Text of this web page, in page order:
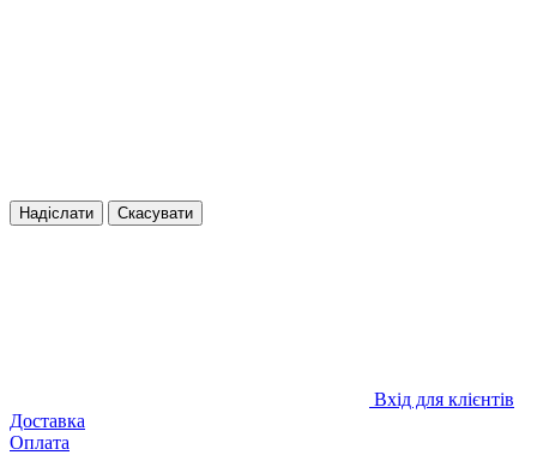
Надіслати Скасувати
Вхід для клієнтів
Доставка
Оплата